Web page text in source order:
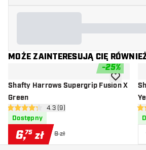
MOŻE ZAINTERESUJĄ CIĘ
-25%
Shafty Harrows Supergrip Fusion X
Green
otwórz panel recenzji
4.3 gwiazdki oceny
4.3 (9)
Dostępny
6,75 zł 9 zł
dodaj do